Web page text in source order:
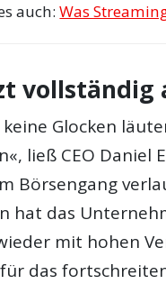
auch:Was
vollständig
Glocken
ließ CEO Daniel
Börsengang
hat das
mit hohen
das